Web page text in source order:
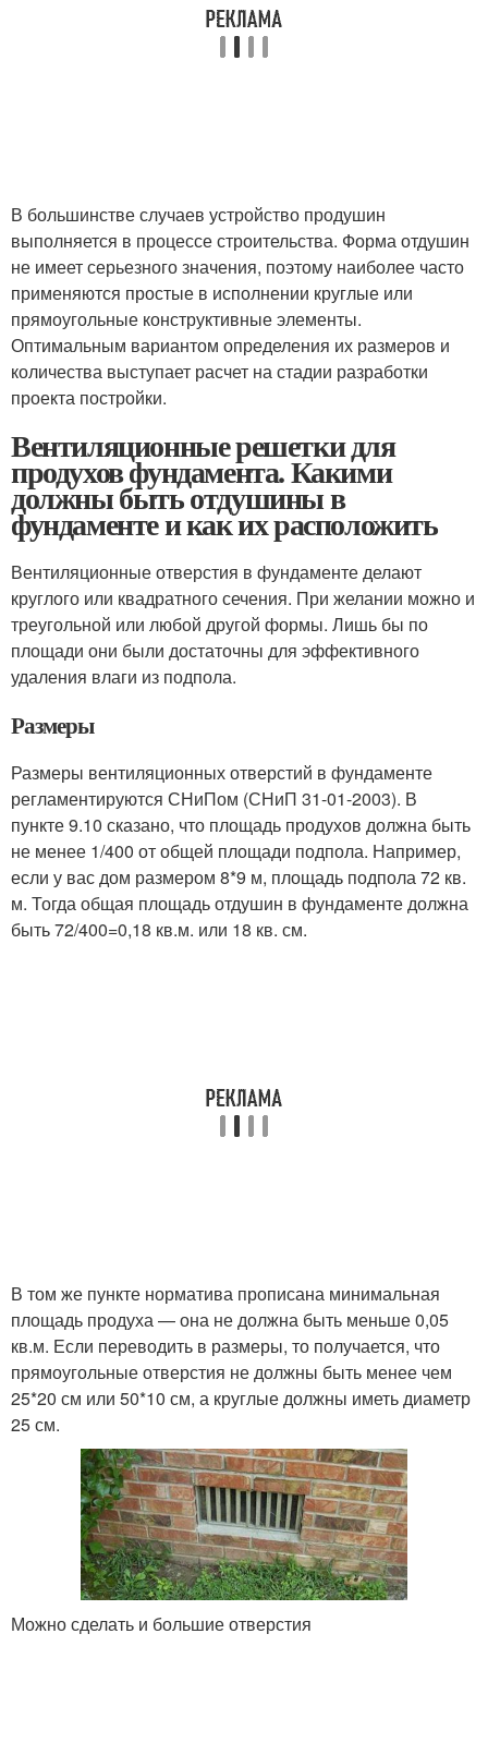
В большинстве случаев устройство продушин
выполняется в процессе строительства. Форма отдушин
не имеет серьезного значения, поэтому наиболее часто
применяются простые в исполнении круглые или
прямоугольные конструктивные элементы.
Оптимальным вариантом определения их размеров и
количества выступает расчет на стадии разработки
проекта постройки.
Вентиляционные решетки для
продухов фундамента. Какими
должны быть отдушины в
фундаменте и как их расположить
Вентиляционные отверстия в фундаменте делают
круглого или квадратного сечения. При желании можно и
треугольной или любой другой формы. Лишь бы по
площади они были достаточны для эффективного
удаления влаги из подпола.
Размеры
Размеры вентиляционных отверстий в фундаменте
регламентируются СНиПом (СНиП 31-01-2003). В
пункте 9.10 сказано, что площадь продухов должна быть
не менее 1/400 от общей площади подпола. Например,
если у вас дом размером 8*9 м, площадь подпола 72 кв.
м. Тогда общая площадь отдушин в фундаменте должна
быть 72/400=0,18 кв.м. или 18 кв. см.
В том же пункте норматива прописана минимальная
площадь продуха — она не должна быть меньше 0,05
кв.м. Если переводить в размеры, то получается, что
прямоугольные отверстия не должны быть менее чем
25*20 см или 50*10 см, а круглые должны иметь диаметр
25 см.
Можно сделать и большие отверстия